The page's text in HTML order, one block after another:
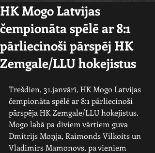
HK Mogo Latvijas
čempionāta spēlē ar 8:1
pārliecinoši pārspēj HK
Zemgale/LLU hokejistus
Trešdien, 31.janvārī, HK Mogo Latvijas
čempionāta spēlē ar 8:1 pārliecinoši
pārspēja HK Zemgale/LLU hokejistus.
Mogo labā pa diviem vārtiem guva
Dmitrijs Moņja, Raimonds Vilkoits un
Vladimirs Mamonovs, pa vieniem